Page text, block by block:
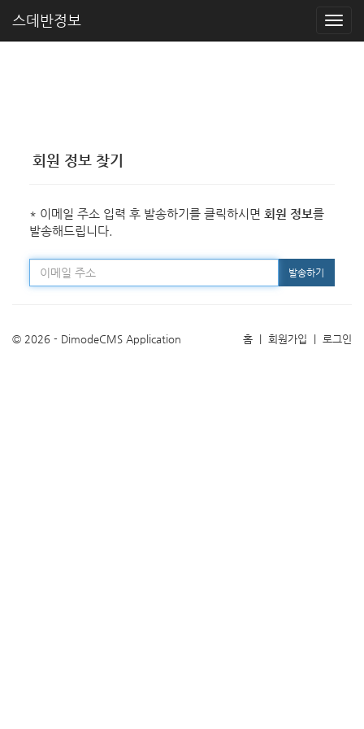
스데반정보
회원 정보 찾기
* 이메일 주소 입력 후 발송하기를 클릭하시면 회원 정보를
발송해드립니다.
발송하기
© 2026 - DimodeCMS Application 홈 회원가입 로그인